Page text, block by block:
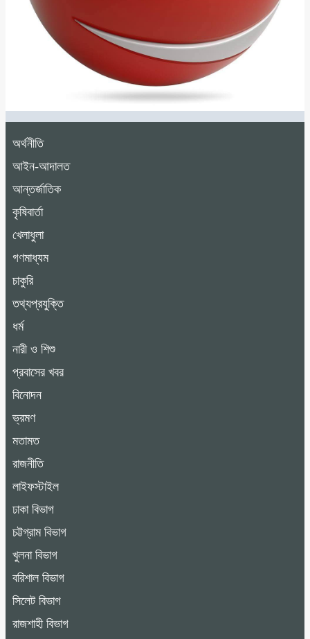
অর্থনীতি
আইন-আদালত
আন্তর্জাতিক
কৃষিবার্তা
খেলাধুলা
গণমাধ্যম
চাকুরি
তথ্যপ্রযুক্তি
ধর্ম
নারী ও শিশু
প্রবাসের খবর
বিনোদন
ভ্রমণ
মতামত
রাজনীতি
লাইফস্টাইল
ঢাকা বিভাগ
চট্টগ্রাম বিভাগ
খুলনা বিভাগ
বরিশাল বিভাগ
সিলেট বিভাগ
রাজশাহী বিভাগ